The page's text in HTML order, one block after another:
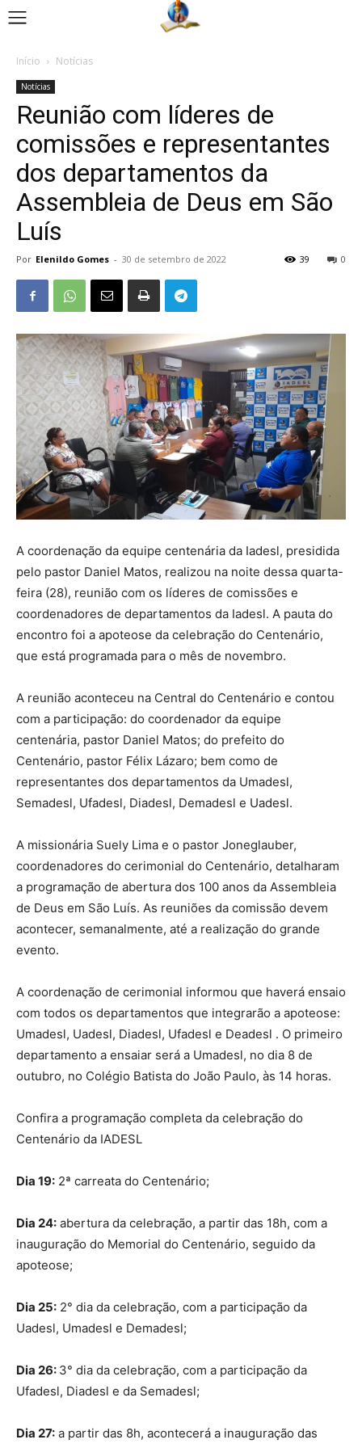
Início Notícias
Notícias
Reunião com líderes de
comissões e representantes
dos departamentos da
Assembleia de Deus em São
Luís
Por Elenildo Gomes - 30 de setembro de 2022 0
39
A coordenação da equipe centenária da Iadesl, presidida
pelo pastor Daniel Matos, realizou na noite dessa quarta-
feira (28), reunião com os líderes de comissões e
coordenadores de departamentos da Iadesl. A pauta do
encontro foi a apoteose da celebração do Centenário,
que está programada para o mês de novembro.
A reunião aconteceu na Central do Centenário e contou
com a participação: do coordenador da equipe
centenária, pastor Daniel Matos; do prefeito do
Centenário, pastor Félix Lázaro; bem como de
representantes dos departamentos da Umadesl,
Semadesl, Ufadesl, Diadesl, Demadesl e Uadesl.
A missionária Suely Lima e o pastor Joneglauber,
coordenadores do cerimonial do Centenário, detalharam
a programação de abertura dos 100 anos da Assembleia
de Deus em São Luís. As reuniões da comissão devem
acontecer, semanalmente, até a realização do grande
evento.
A coordenação de cerimonial informou que haverá ensaio
com todos os departamentos que integrarão a apoteose:
Umadesl, Uadesl, Diadesl, Ufadesl e Deadesl . O primeiro
departamento a ensaiar será a Umadesl, no dia 8 de
outubro, no Colégio Batista do João Paulo, às 14 horas.
Confira a programação completa da celebração do
Centenário da IADESL
Dia 19: 2ª carreata do Centenário;
Dia 24: abertura da celebração, a partir das 18h, com a
inauguração do Memorial do Centenário, seguido da
apoteose;
Dia 25: 2° dia da celebração, com a participação da
Uadesl, Umadesl e Demadesl;
Dia 26: 3° dia da celebração, com a participação da
Ufadesl, Diadesl e da Semadesl;
Dia 27: a partir das 8h, acontecerá a inauguração das